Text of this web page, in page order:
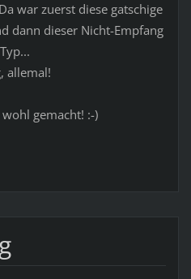
war zuerst diese gatschige
dann dieser Nicht-Empfang
allemal!
gemacht! :-)